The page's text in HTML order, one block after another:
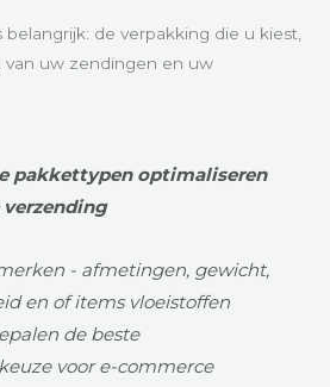
de verpakking die u kiest,
van uw zendingen en uw
pakkettypen optimaliseren
- afmetingen, gewicht,
en of items vloeistoffen
de beste
voor e-commerce